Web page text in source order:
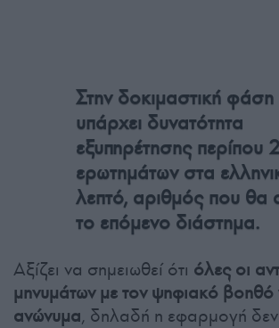
Στην δοκιμαστική
υπάρχει δυνατότητα
εξυπηρέτησης περίπου
ερωτημάτων στα
λεπτό, αριθμός που θα
το επόμενο διάστημα.
Αξίζει να σημειωθεί ότι όλες οι
μηνυμάτων με τον ψηφιακό βοηθό
ανώνυμα, δηλαδή η εφαρμογή δεν